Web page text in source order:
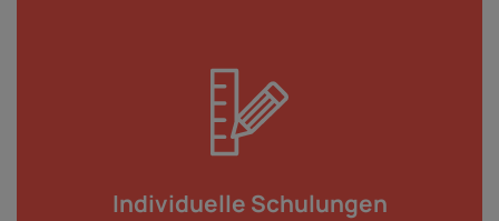
Individuelle Schulungen